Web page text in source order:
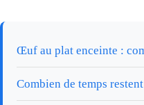
Œuf au plat enceinte :
Combien de temps